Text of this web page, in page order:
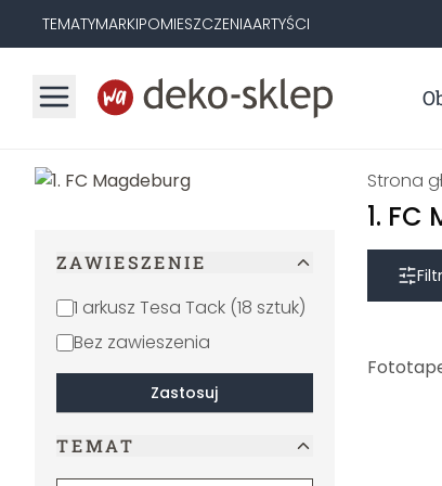
TEMATYMARKIPOMIESZCZENIAARTYŚCI
ZAWIESZENIE
1 arkusz Tesa Tack (18 sztuk)
Bez zawieszenia
Zastosuj
TEMAT
Strona
1.
Filtr